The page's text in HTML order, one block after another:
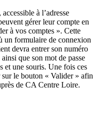
à l’adresse
gérer leur compte en
à vos comptes ». Cette
un formulaire de connexion
devra entrer son numéro
que son mot de passe
et une souris. Une fois ces
le bouton « Valider » afin
de CA Centre Loire.